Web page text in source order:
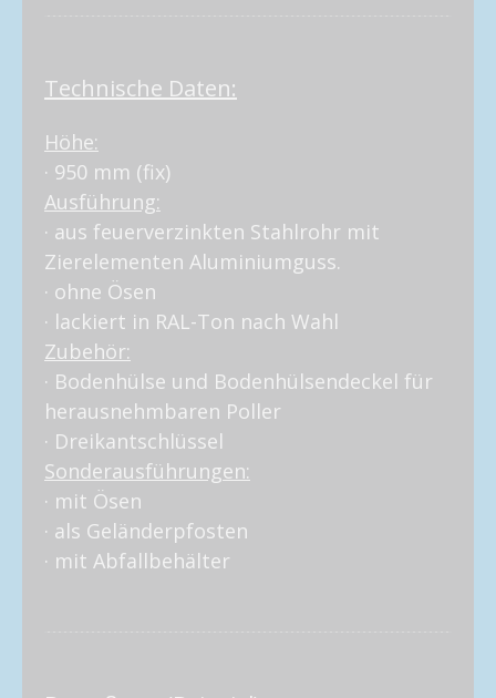
Technische Daten:
Höhe:
· 950 mm (fix)
Ausführung:
· aus feuerverzinkten Stahlrohr mit
Zierelementen Aluminiumguss.
· ohne Ösen
· lackiert in RAL-Ton nach Wahl
Zubehör:
· Bodenhülse und Bodenhülsendeckel für
herausnehmbaren Poller
· Dreikantschlüssel
Sonderausführungen:
· mit Ösen
· als Geländerpfosten
· mit Abfallbehälter